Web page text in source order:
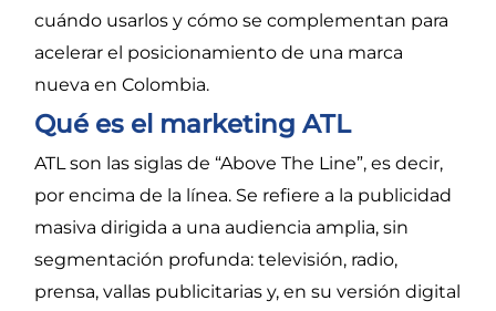
cuándo usarlos y cómo se complementan para
acelerar el posicionamiento de una marca
nueva en Colombia.
Qué es el marketing ATL
ATL son las siglas de “Above The Line”, es decir,
por encima de la línea. Se refiere a la publicidad
masiva dirigida a una audiencia amplia, sin
segmentación profunda: televisión, radio,
prensa, vallas publicitarias y, en su versión digital